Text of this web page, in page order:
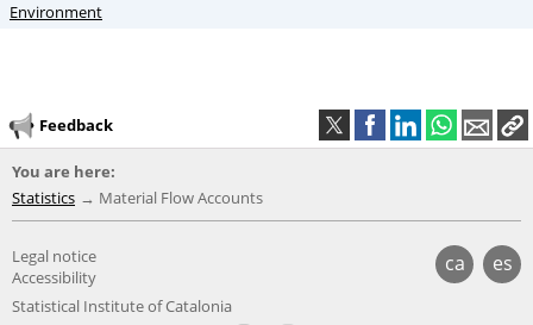
Environment
Feedback
You are here:
Statistics
Material Flow Accounts
ca es
Legal notice
Accessibility
Statistical Institute of Catalonia